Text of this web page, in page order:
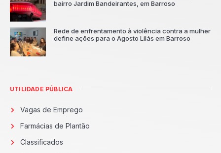
bairro Jardim Bandeirantes, em Barroso
Rede de enfrentamento à violência contra a mulher
define ações para o Agosto Lilás em Barroso
UTILIDADE PÚBLICA
Vagas de Emprego
Farmácias de Plantão
Classificados